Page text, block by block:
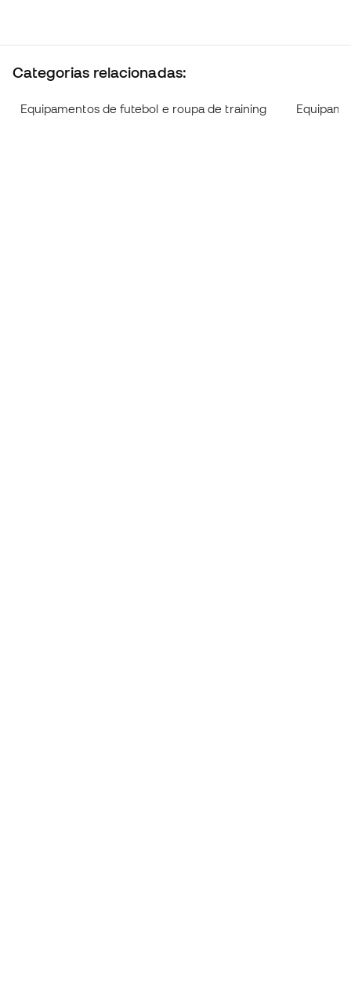
Categorias relacionadas:
Equipamentos de futebol e roupa de training